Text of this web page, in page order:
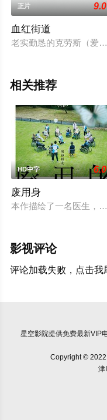
正片 9.0
血红街道
老实勤恳的克劳斯（爱
相关推荐
HD中字 6.0
废用身
本作描绘了一名医生，
影视评论
评论加载失败，点击我
星空影院提供免费最新VIP
Copyright ©
津